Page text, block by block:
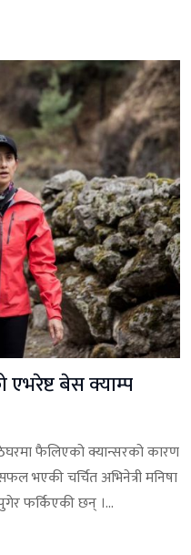
बेस क्याम्प
फैलिएको क्यान्सरको कारण
भएकी चर्चित अभिनेत्री मनिषा
फर्किएकी छन् ।...